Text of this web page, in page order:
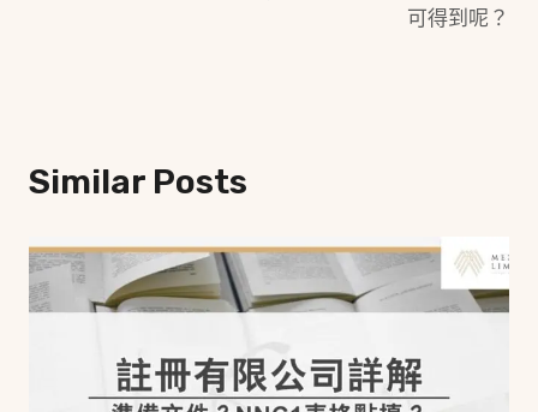
可得到呢？
Similar Posts